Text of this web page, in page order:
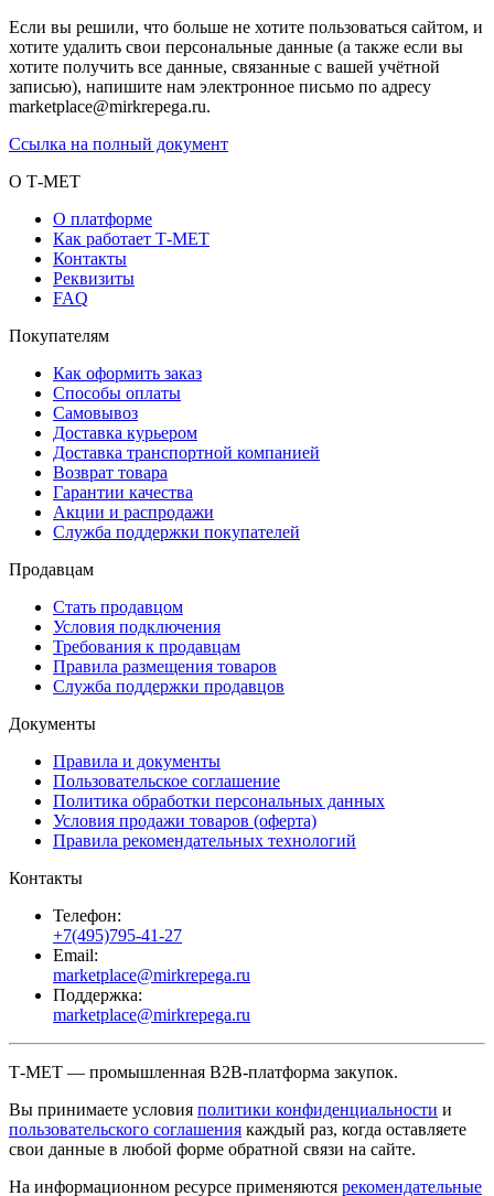
Если вы решили, что больше не хотите пользоваться сайтом, и
хотите удалить свои персональные данные (а также если вы
хотите получить все данные, связанные с вашей учётной
записью), напишите нам электронное письмо по адресу
marketplace@mirkrepega.ru.
Ссылка на полный документ
О Т-МЕТ
О платформе
Как работает Т-МЕТ
Контакты
Реквизиты
FAQ
Покупателям
Как оформить заказ
Способы оплаты
Самовывоз
Доставка курьером
Доставка транспортной компанией
Возврат товара
Гарантии качества
Акции и распродажи
Служба поддержки покупателей
Продавцам
Стать продавцом
Условия подключения
Требования к продавцам
Правила размещения товаров
Служба поддержки продавцов
Документы
Правила и документы
Пользовательское соглашение
Политика обработки персональных данных
Условия продажи товаров (оферта)
Правила рекомендательных технологий
Контакты
Телефон:
+7(495)795-41-27
Email:
marketplace@mirkrepega.ru
Поддержка:
marketplace@mirkrepega.ru
Т-МЕТ — промышленная B2B-платформа закупок.
Вы принимаете условия политики конфиденциальности и
пользовательского соглашения каждый раз, когда оставляете
свои данные в любой форме обратной связи на сайте.
На информационном ресурсе применяются рекомендательные